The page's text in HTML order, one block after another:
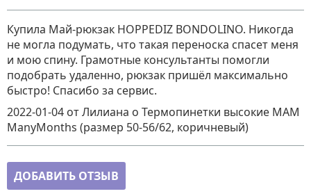
Купила Май-рюкзак HOPPEDIZ BONDOLINO. Никогда
не могла подумать, что такая переноска спасет меня
и мою спину. Грамотные консультанты помогли
подобрать удаленно, рюкзак пришёл максимально
быстро! Спасибо за сервис.
2022-01-04 от Лилиана о Термопинетки высокие MAM
ManyMonths (размер 50-56/62, коричневый)
ДОБАВИТЬ ОТЗЫВ